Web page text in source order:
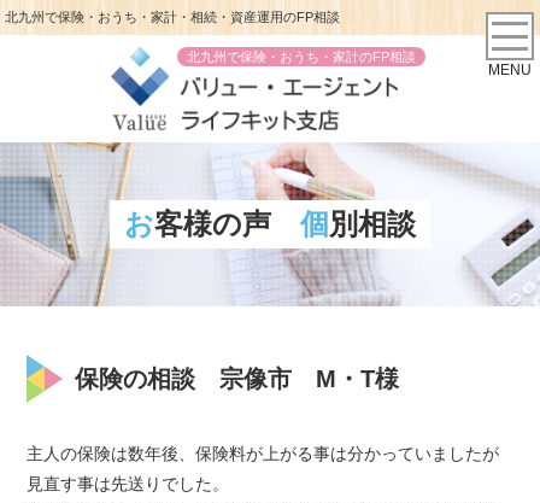
北九州で保険・おうち・家計・相続・資産運用のFP相談
北九州で保険・おうち・家計のFP相談
MENU
お客様の声 個別相談
保険の相談 宗像市 M・T様
主人の保険は数年後、保険料が上がる事は分かっていましたが
見直す事は先送りでした。